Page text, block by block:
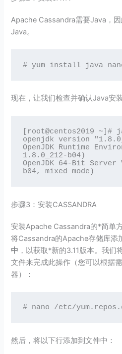
Apache Cassandra需要Java，
Java。
# yum install java
现在，让我们检查并确认Java安装
[root@centos2019 ~]#
openjdk version
OpenJDK Runtime
1.8.0_212-b04)
OpenJDK 64-Bit
b04, mixed mode)
步骤3：安装CASSANDRA
安装Apache Cassandra的*简单
将Cassandra的Apache存储库
中 ，以获取*新的3.11版本。我
文件来完成此操作（您可以根据
器）：
# nano /etc/
然后，将以下行添加到文件中：